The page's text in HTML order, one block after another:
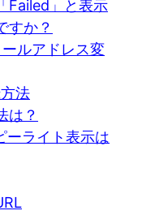
Failed」と表示
すか？
ルアドレス変
法
は？
ーライト表示は